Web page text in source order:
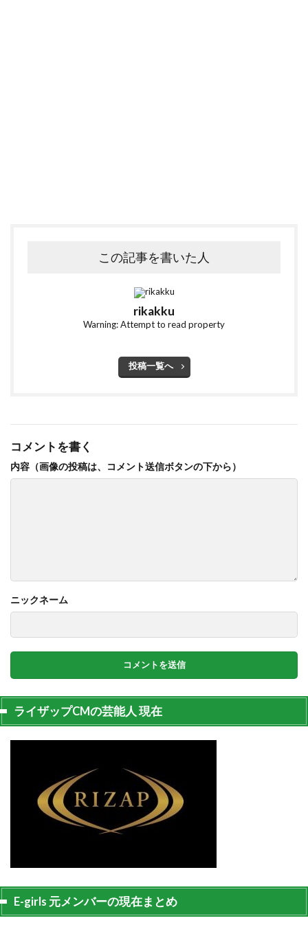
この記事を書いた人
rikakku
Warning: Attempt to read property
投稿一覧へ
コメントを書く
ライザップCMの芸能人 現在
E-girls 元メンバーの現在まとめ